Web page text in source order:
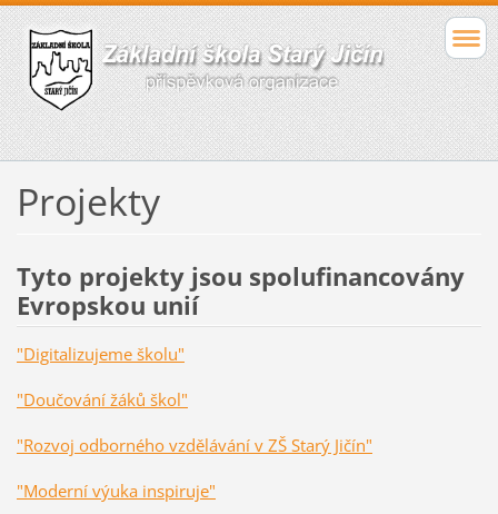
Projekty
Tyto projekty jsou spolufinancovány
Evropskou unií
"Digitalizujeme školu"
"Doučování žáků škol"
"Rozvoj odborného vzdělávání v ZŠ Starý Jičín"
"Moderní výuka inspiruje"